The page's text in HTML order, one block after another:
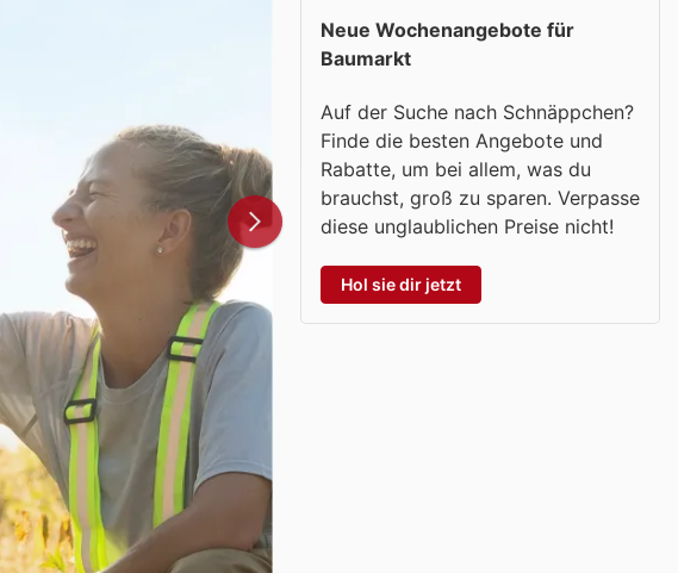
Neue Wochenangebote für
Baumarkt
Auf der Suche nach Schnäppchen?
Finde die besten Angebote und
Rabatte, um bei allem, was du
brauchst, groß zu sparen. Verpasse
diese unglaublichen Preise nicht!
Hol sie dir jetzt